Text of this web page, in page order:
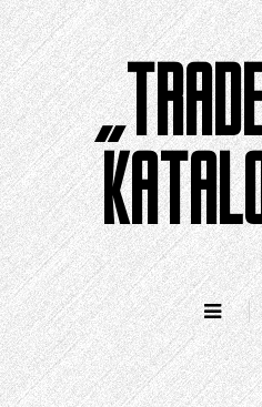
Pereiti
prie
turinio